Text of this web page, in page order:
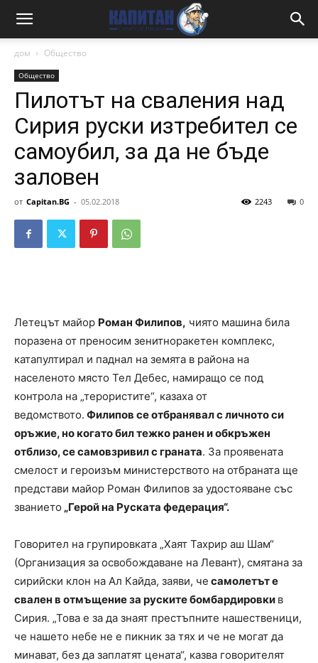
дом Общество
Общество
Пилотът на сваления над
Сирия руски изтребител се
самоубил, за да не бъде
заловен
от Capitan.BG - 05.02.2018 0
2243
Летецът майор Роман Филипов, чиято машина била
поразена от преносим зенитноракетен комплекс,
катапултирал и паднал на земята в района на
населеното място Тел Дебес, намиращо се под
контрола на „терористите“, казаха от
ведомството. Филипов се отбранявал с личното си
оръжие, но когато бил тежко ранен и обкръжен
отблизо, се самовзривил с граната. За проявената
смелост и героизъм министерството на отбраната ще
представи майор Роман Филипов за удостояване със
званието „Герой на Руската федерация“.
Говорител на групировката „Хаят Тахрир аш Шам“
(Организация за освобождаване на Левант), смятана за
сирийски клон на Ал Кайда, заяви, че самолетът е
свален в отмъщение за руските бомбардировки в
Сирия. „Това е за да знаят престъпните нашественици,
че нашето небе не е пикник за тях и че не могат да
минават, без да заплатят цената“, казва говорителят